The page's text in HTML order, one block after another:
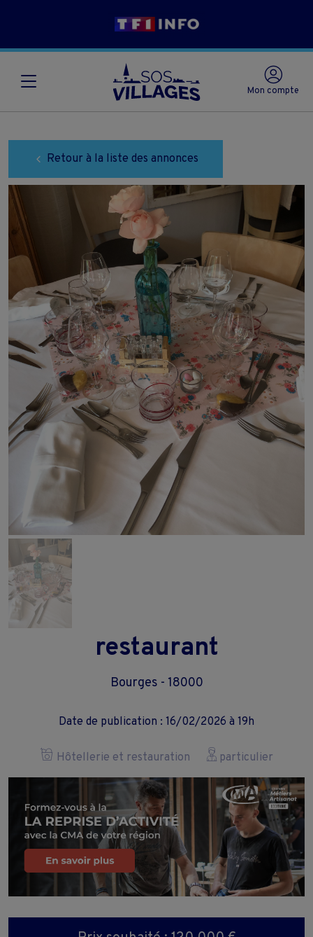
Mon compte
Retour à la liste des annonces
restaurant
Bourges - 18000
Date de publication : 16/02/2026 à 19h
Hôtellerie et restauration particulier